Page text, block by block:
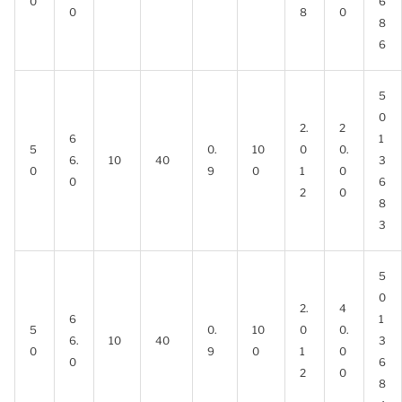
0
8
0
8
6
5
0
6
6.
0
10 40
0.
9
10
0
2.
0
1
2
2
0.
0
0
5
0
1
3
6
8
3
5
0
6
6.
0
10 40
0.
9
10
0
2.
0
1
2
4
0.
0
0
5
0
1
3
6
8